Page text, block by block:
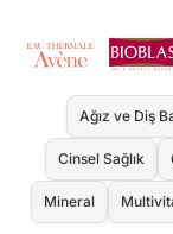
Ağız ve Diş
Cinsel Sağlık
Mineral